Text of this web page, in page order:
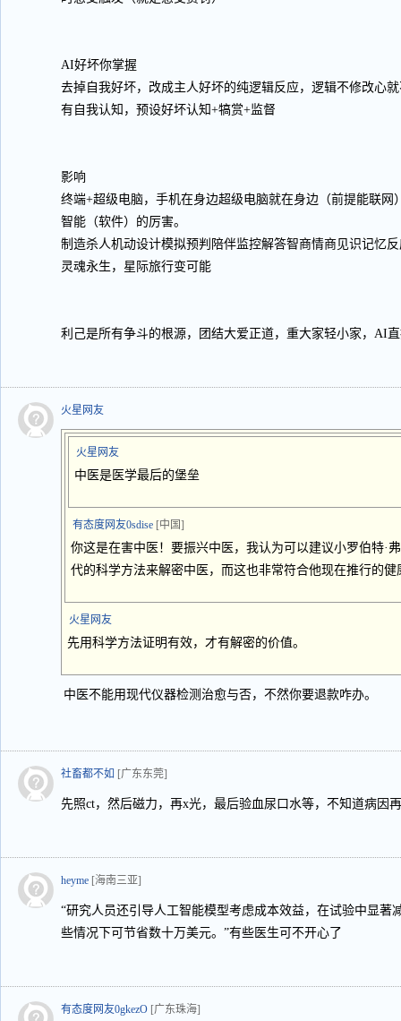
AI好坏你掌握
去掉自我好坏，改成主人好坏的纯逻辑反应，逻辑不修改心
有自我认知，预设好坏认知+犒赏+监督
影响
终端+超级电脑，手机在身边超级电脑就在身边（前提能联网
智能（软件）的厉害。
制造杀人机动设计模拟预判陪伴监控解答智商情商见识记忆
灵魂永生，星际旅行变可能
利己是所有争斗的根源，团结大爱正道，重大家轻小家，AI
火星网友
火星网友
中医是医学最后的堡垒
有态度网友0sdise [中国]
你这是在害中医！要振兴中医，我认为可以建议小罗伯特·
代的科学方法来解密中医，而这也非常符合他现在推行的
火星网友
先用科学方法证明有效，才有解密的价值。
中医不能用现代仪器检测治愈与否，不然你要退款咋办。
社畜都不如 [广东东莞]
先照ct，然后磁力，再x光，最后验血尿口水等，不知道病因
heyme [海南三亚]
“研究人员还引导人工智能模型考虑成本效益，在试验中显著
些情况下可节省数十万美元。”有些医生可不开心了
有态度网友0gkezO [广东珠海]